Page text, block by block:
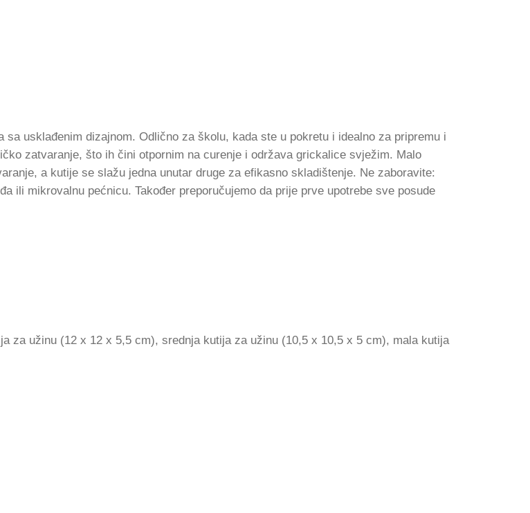
usklađenim dizajnom. Odlično za školu, kada ste u pokretu i idealno za pripremu i
zatvaranje, što ih čini otpornim na curenje i održava grickalice svježim. Malo
a kutije se slažu jedna unutar druge za efikasno skladištenje. Ne zaboravite:
ili mikrovalnu pećnicu. Također preporučujemo da prije prve upotrebe sve posude
za užinu (12 x 12 x 5,5 cm), srednja kutija za užinu (10,5 x 10,5 x 5 cm), mala kutija